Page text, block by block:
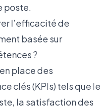
poste.
l’efficacité de
basée sur
?
place des
clés (KPIs) tels que le
la satisfaction des